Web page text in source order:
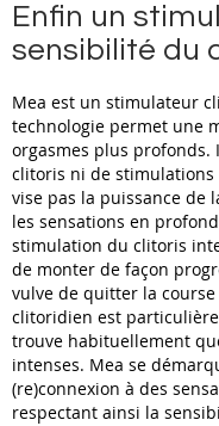
Enfin un
sensibilité du
Mea est un stimulateur
technologie permet une
orgasmes plus profonds.
clitoris ni de stimulations
vise pas la puissance de
les sensations en
stimulation du clitoris
de monter de façon
vulve de quitter la
clitoridien est
trouve habituellement
intenses. Mea se
(re)connexion à des
respectant ainsi la